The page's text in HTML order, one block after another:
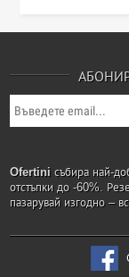
Ofertini събира най-
отстъпки до -60%.
пазарувай изгодно –